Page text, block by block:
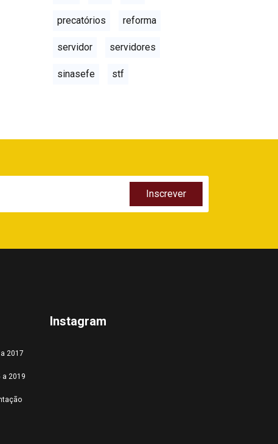
precatórios reforma
servidor servidores
sinasefe stf
2017
a 2019
Instagram